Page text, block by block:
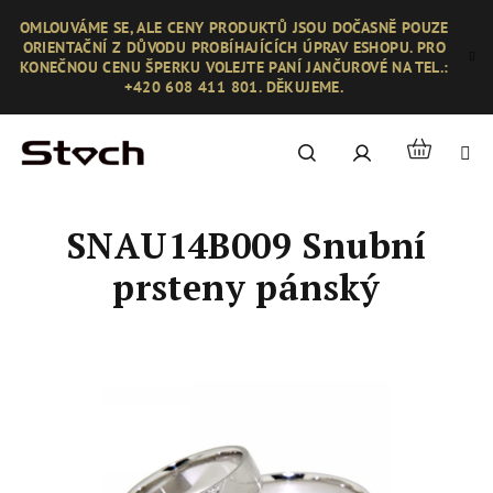
obsah
OMLOUVÁME SE, ALE CENY PRODUKTŮ JSOU DOČASNĚ POUZE
ORIENTAČNÍ Z DŮVODU PROBÍHAJÍCÍCH ÚPRAV ESHOPU. PRO
KONEČNOU CENU ŠPERKU VOLEJTE PANÍ JANČUROVÉ NA TEL.:
+420 608 411 801. DĚKUJEME.
Hledat PřihlášeníNákupní
SNAU14B009 Snubní
prsteny pánský